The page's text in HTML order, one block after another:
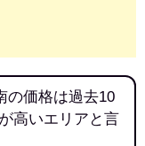
の価格は過去10
高いエリアと言